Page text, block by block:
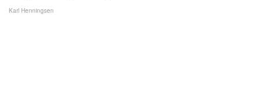
Karl Henningsen